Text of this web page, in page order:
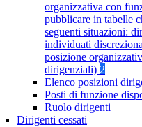
organizzativa con
pubblicare in tabelle
seguenti situazioni:
individuati
posizione
dirigenziali) 2
Elenco posizioni
Posti di funzione
Ruolo dirigenti
Dirigenti cessati